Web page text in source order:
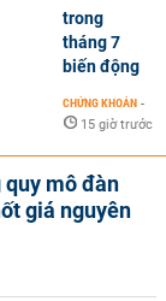
trong
tháng 7
biến động
CHỨNG KHOÁN -
15 giờ trước
mô đàn
giá nguyên